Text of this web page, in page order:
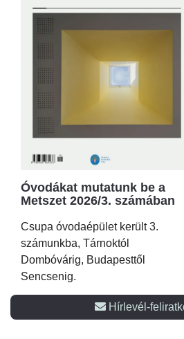
Óvodákat mutatunk be a
Metszet 2026/3. számában
Csupa óvodaépület került 3.
számunkba, Tárnoktól
Dombóvárig, Budapesttől
Sencsenig.
Hírlevél-